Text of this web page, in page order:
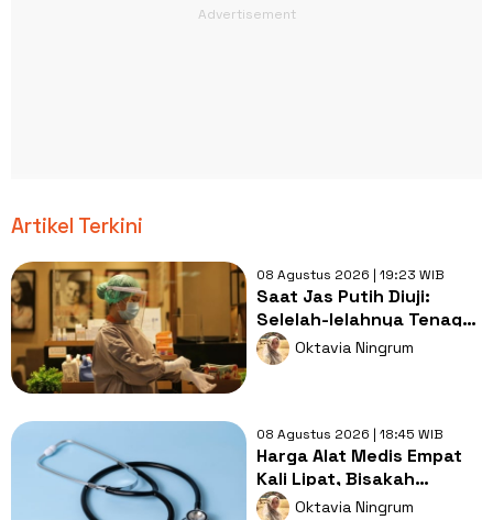
Artikel Terkini
08 Agustus 2026 | 19:23 WIB
Saat Jas Putih Diuji:
Selelah-lelahnya Tenaga
Kesehatan, Tetap Lebih
Melelahkan Jadi Pasien
Oktavia Ningrum
08 Agustus 2026 | 18:45 WIB
Harga Alat Medis Empat
Kali Lipat, Bisakah
Layanan Kesehatan
Oktavia Ningrum